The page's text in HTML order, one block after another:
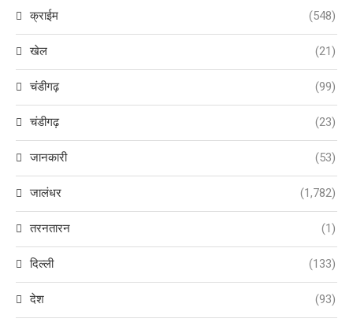
क्राईम (548)
खेल (21)
चंडीगढ़ (99)
चंडीगढ़ (23)
जानकारी (53)
जालंधर (1,782)
तरनतारन (1)
दिल्ली (133)
देश (93)